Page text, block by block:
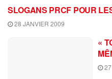
SLOGANS PRCF POUR
28 JANVIER 2009
«
27